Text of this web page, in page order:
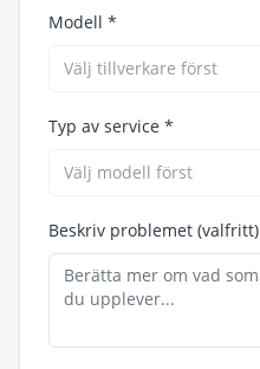
Modell *
Välj tillverkare först
Typ av service *
Välj modell först
Beskriv problemet (valfritt)